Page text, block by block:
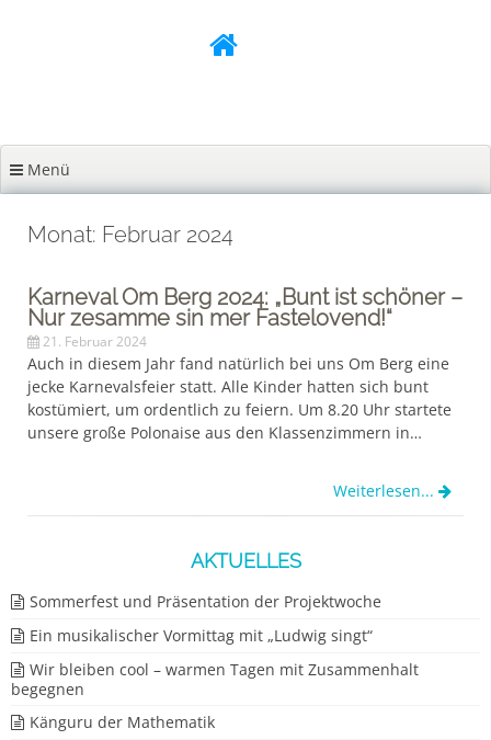
Menü
Monat: Februar 2024
Karneval Om Berg 2024: „Bunt ist schöner –
Nur zesamme sin mer Fastelovend!“
21. Februar 2024
Auch in diesem Jahr fand natürlich bei uns Om Berg eine
jecke Karnevalsfeier statt. Alle Kinder hatten sich bunt
kostümiert, um ordentlich zu feiern. Um 8.20 Uhr startete
unsere große Polonaise aus den Klassenzimmern in…
Weiterlesen...
AKTUELLES
Sommerfest und Präsentation der Projektwoche
Ein musikalischer Vormittag mit „Ludwig singt“
Wir bleiben cool – warmen Tagen mit Zusammenhalt
begegnen
Känguru der Mathematik